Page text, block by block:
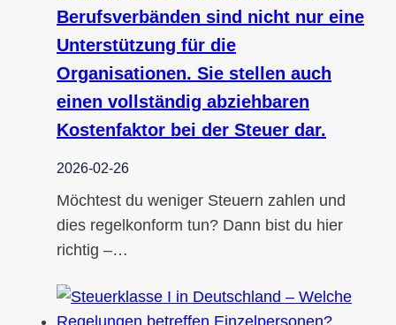
Berufsverbänden sind nicht nur eine
Unterstützung für die
Organisationen. Sie stellen auch
einen vollständig abziehbaren
Kostenfaktor bei der Steuer dar.
2026-02-26
Möchtest du weniger Steuern zahlen und
dies regelkonform tun? Dann bist du hier
richtig –…